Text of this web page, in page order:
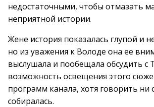
недостаточными, чтобы отмазать
неприятной истории.
Жене история показалась глупой и
но из уважения к Володе она ее
выслушала и пообещала обсудить с
возможность освещения этого
программ канала, хотя говорить ни
собиралась.